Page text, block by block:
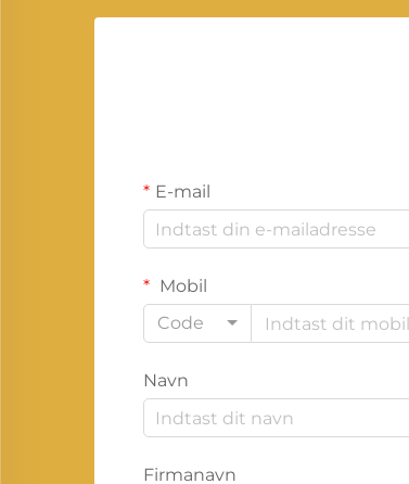
E-mail
Mobil
Code
Navn
Firmanavn